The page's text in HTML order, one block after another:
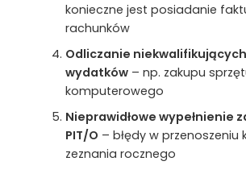
konieczne jest posiadanie
rachunków
Odliczanie
wydatków– np. zakupu
komputerowego
Nieprawidłowe wypełnienie
PIT/O – błędy w przenoszeniu
zeznania rocznego